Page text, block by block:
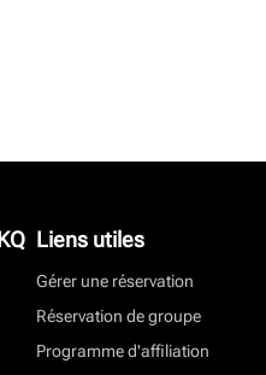
Liens utiles
Gérer une réservation
Réservation de groupe
Programme d'affiliation